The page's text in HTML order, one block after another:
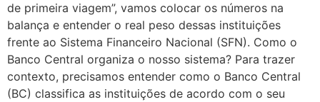
de primeira viagem”, vamos colocar os números na
balança e entender o real peso dessas instituições
frente ao Sistema Financeiro Nacional (SFN). Como o
Banco Central organiza o nosso sistema? Para trazer
contexto, precisamos entender como o Banco Central
(BC) classifica as instituições de acordo com o seu